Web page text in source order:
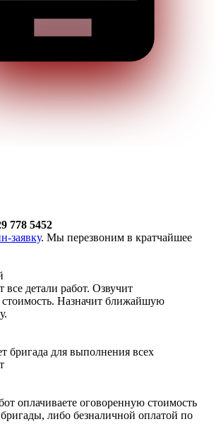
778 5452
заявку. Мы перезвоним в кратчайшее
все детали работ. Озвучит
Назначит ближайшую
бригада для выполнения всех
оплачиваете оговоренную стоимость
либо безналичной оплатой по